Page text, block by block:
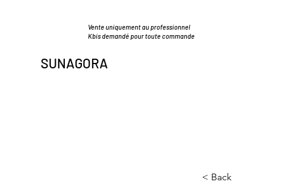
SUNAGORA
Vente uniquement au professionnel
Kbis demandé pour toute commande
< Back